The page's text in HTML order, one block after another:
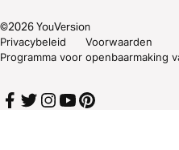
©2026YouVersion
Privacybeleid
Voorwaarden
Programma voor openbaarmaking